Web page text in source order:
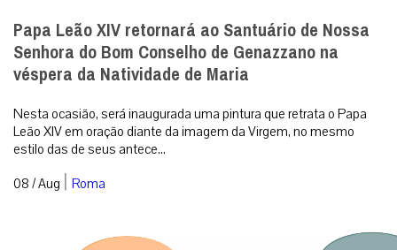
Papa Leão XIV retornará ao Santuário de Nossa
Senhora do Bom Conselho de Genazzano na
véspera da Natividade de Maria
Nesta ocasião, será inaugurada uma pintura que retrata o Papa
Leão XIV em oração diante da imagem da Virgem, no mesmo
estilo das de seus antece...
08 / Aug | Roma